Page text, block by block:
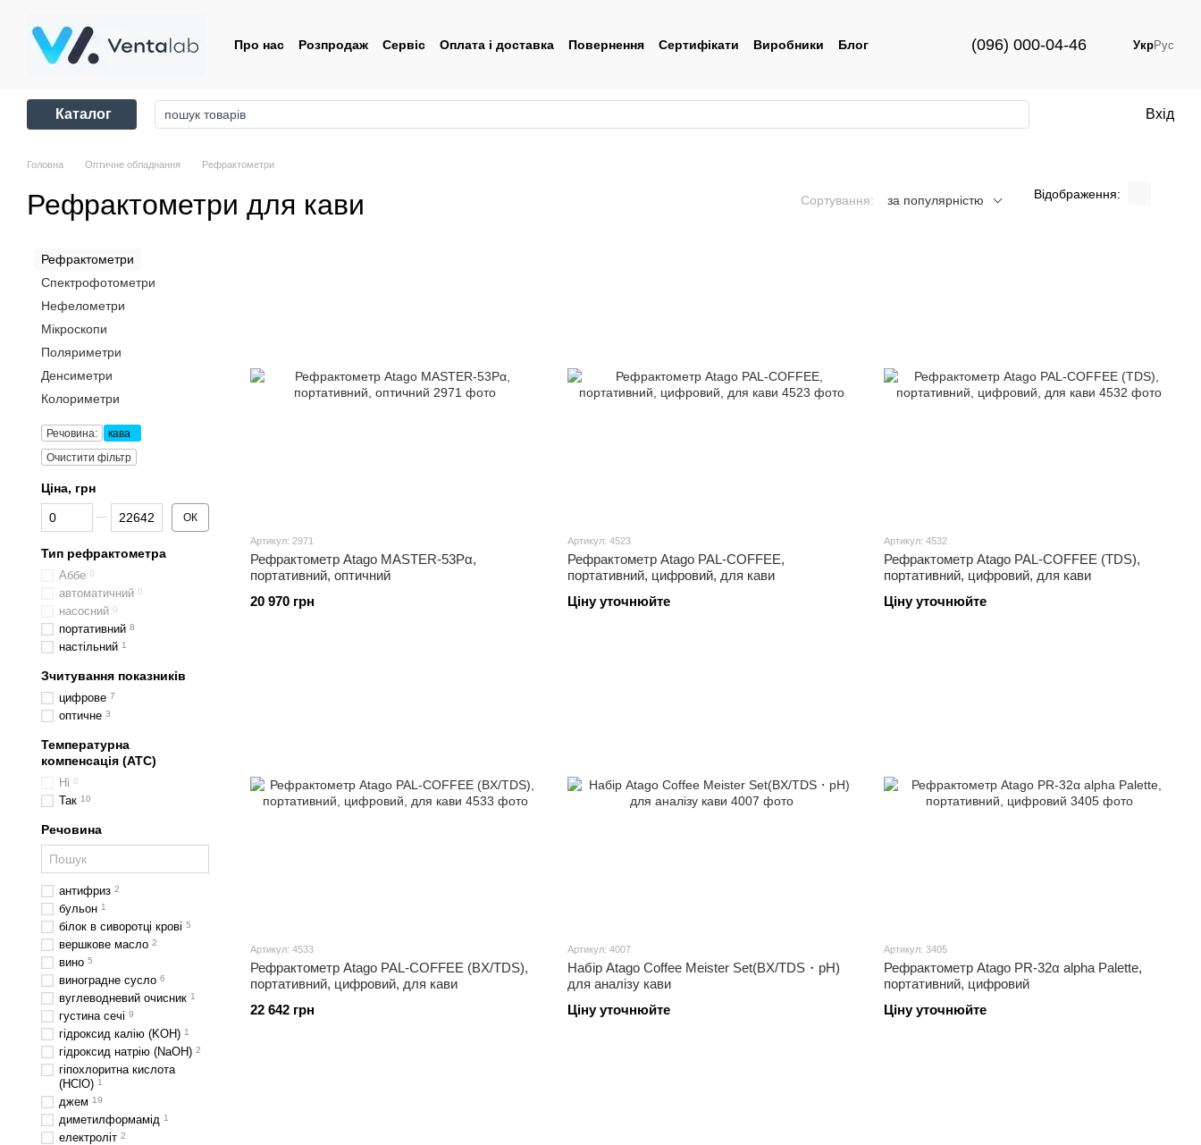
Про нас Розпродаж Сервіс Оплата і доставка Повернення Сертифікати Виробники
Блог
(096) 000-04-46 УкрРус
Каталог Вхід
Головна Оптичне обладнання Рефрактометри
Рефрактометри для кави Сортування: за популярністю Відображення:
Артикул: 2971
Рефрактометр Atago MASTER-53Pα,
портативний, оптичний
20 970 грн
Артикул: 4523
Рефрактометр Atago PAL-COFFEE,
портативний, цифровий, для кави
Ціну уточнюйте
Артикул: 4532
Рефрактометр Atago PAL-COFFEE (TDS),
портативний, цифровий, для кави
Ціну уточнюйте
Артикул: 4533
Рефрактометр Atago PAL-COFFEE (BX/TDS),
портативний, цифровий, для кави
22 642 грн
Артикул: 4007
Набір Atago Coffee Meister Set(BX/TDS・pH)
для аналізу кави
Ціну уточнюйте
Артикул: 3405
Рефрактометр Atago PR-32α alpha Palette,
портативний, цифровий
Ціну уточнюйте
Рефрактометри
Спектрофотометри
Нефелометри
Мікроскопи
Поляриметри
Денсиметри
Колориметри
Речовина:
кава
Очистити фільтр
Ціна, грн
Від Ціна, грн
До Ціна, грн ОК
Тип рефрактометра
Аббе 0
автоматичний 0
насосний 0
портативний 8
настільний 1
Зчитування показників
цифрове 7
оптичне 3
Температурна
компенсація (ATC)
Ні 0
Так 10
Речовина
антифриз 2
бульон 1
білок в сиворотці крові 5
вершкове масло 2
вино 5
виноградне сусло 6
вуглеводневий очисник 1
густина сечі 9
гідроксид калію (KOH) 1
гідроксид натрію (NaOH) 2
гіпохлоритна кислота
(HClO) 1
джем 19
диметилформамід 1
електроліт 2